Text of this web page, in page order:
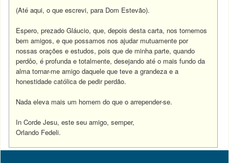
(Até aqui, o que escrevi, para Dom Estevão).
Espero, prezado Gláucio, que, depois desta carta, nos tornemos
bem amigos, e que possamos nos ajudar mutuamente por
nossas orações e estudos, pois que de minha parte, quando
perdôo, é profunda e totalmente, desejando até o mais fundo da
alma tornar-me amigo daquele que teve a grandeza e a
honestidade católica de pedir perdão.
Nada eleva mais um homem do que o arrepender-se.
In Corde Jesu, este seu amigo, semper,
Orlando Fedeli.